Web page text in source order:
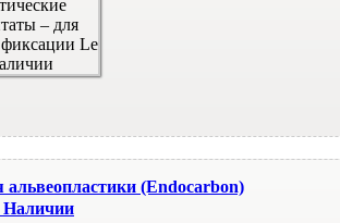
альвеопластики (Endocarbon)
Наличии